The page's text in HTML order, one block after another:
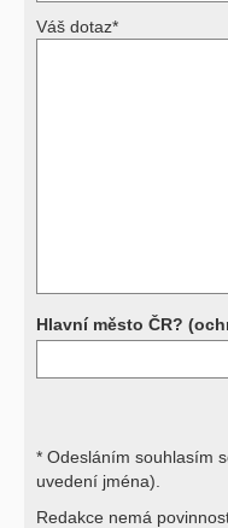
Výsledky vyšetření
Váš dotaz*
Hlavní město ČR?
* Odesláním souhlasím
uvedení jména).
Redakce nemá